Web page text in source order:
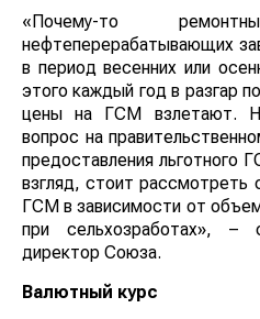
«Почему-то
нефтеперерабатывающих
в период весенних или
этого каждый год в разгар
цены на ГСМ взлетают.
вопрос на
предоставления льготного
взгляд, стоит рассмотреть
ГСМ в зависимости от
при сельхозработах», –
директор Союза.
Валютный курс